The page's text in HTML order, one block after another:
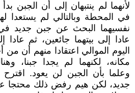
لأنهما لم ينتبهان إلى أن الجبن
في المحطة وبالتالي لم يستعدا
نفسيهما البحث عن جبن جديد في
عادا إلى بيتهما جائعين، ثم
اليوم الموالي اعتقادا منهم أن
مكانه، لكنهما لم يجدا جبنا،
وعلما بأن الجبن لن يعود.
جديد، لكن هيم رفض ذلك محتجا